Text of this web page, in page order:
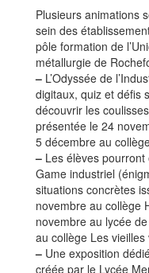
Plusieurs animations
sein des
pôle formation de
métallurgie de
– L’Odyssée de
digitaux, quiz et défis
découvrir les
présentée le 24
5 décembre au
– Les élèves
Game industriel
situations concrètes
novembre au collège
novembre au lycée
au collège Les
– Une exposition
créée par le Lycée